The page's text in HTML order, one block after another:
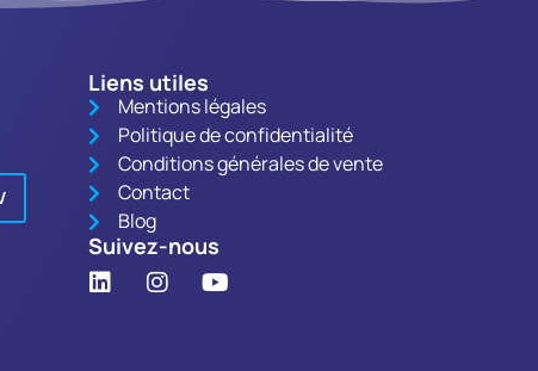
Liens utiles
Mentions légales
Politique de confidentialité
Conditions générales de vente
Contact
Blog
Suivez-nous